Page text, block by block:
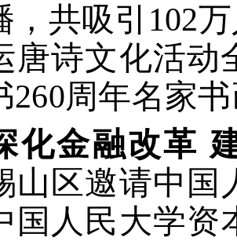
，共吸引102
唐诗文化活动
260周年名家
化金融改革
山区邀请中
国人民大学资